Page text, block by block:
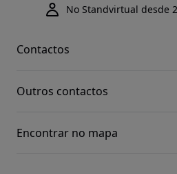
No Standvirtual desde
Contactos
Outros contactos
Encontrar no mapa